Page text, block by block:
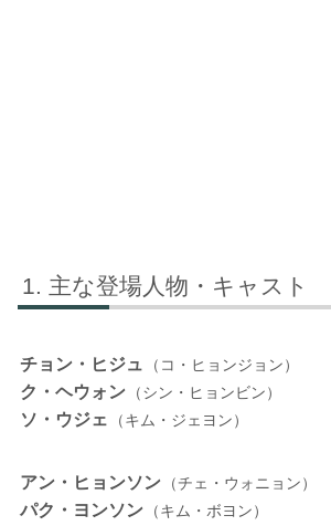
主な登場人物・キャスト
チョン・ヒジュ （コ・ヒョンジョン）
ク・ヘウォン （シン・ヒョンビン）
ソ・ウジェ （キム・ジェヨン）
アン・ヒョンソン （チェ・ウォニョン）
パク・ヨンソン （キム・ボヨン）